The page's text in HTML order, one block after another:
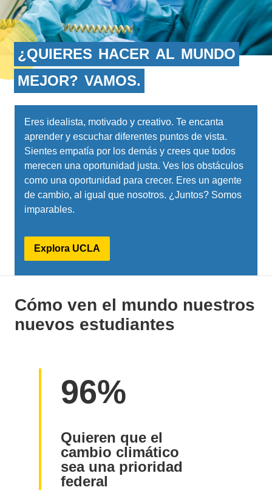
¿QUIERES HACER AL MUNDO
MEJOR? VAMOS.
Eres idealista, motivado y creativo. Te encanta
aprender y escuchar diferentes puntos de vista.
Sientes empatía por los demás y crees que todos
merecen una oportunidad justa. Ves los obstáculos
como una oportunidad para crecer. Eres un agente
de cambio, al igual que nosotros. ¿Juntos? Somos
imparables.
Explora UCLA
Cómo ven el mundo nuestros
nuevos estudiantes
96%
Quieren que el
cambio climático
sea una prioridad
federal